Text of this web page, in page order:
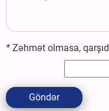
* Zəhmət olmasa,
Göndər